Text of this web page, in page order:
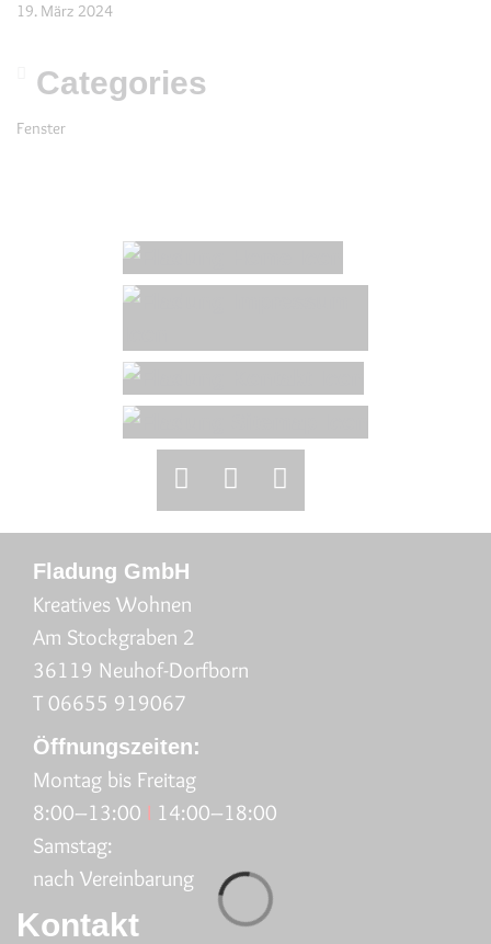
19. März 2024
Categories
Fenster
Fladung GmbH
Kreatives Wohnen
Am Stockgraben 2
36119 Neuhof-Dorfborn
T 06655 919067
Öffnungszeiten:
Montag bis Freitag
8:00–13:00 I 14:00–18:00
Samstag:
nach Vereinbarung
Kontakt